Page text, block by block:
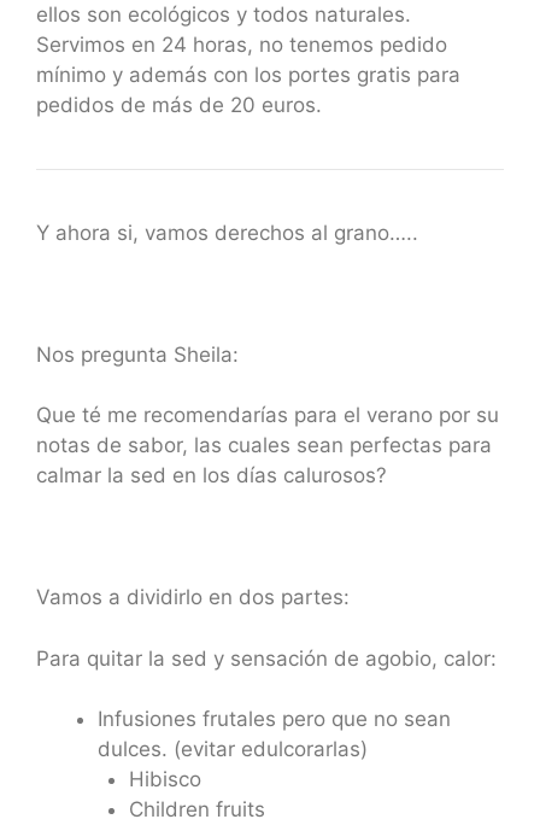
ellos son ecológicos y todos naturales.
Servimos en 24 horas, no tenemos pedido
mínimo y además con los portes gratis para
pedidos de más de 20 euros.
Y ahora si, vamos derechos al grano…..
Nos pregunta Sheila:
Que té me recomendarías para el verano por su
notas de sabor, las cuales sean perfectas para
calmar la sed en los días calurosos?
Vamos a dividirlo en dos partes:
Para quitar la sed y sensación de agobio, calor:
Infusiones frutales pero que no sean
dulces. (evitar edulcorarlas)
Hibisco
Children fruits